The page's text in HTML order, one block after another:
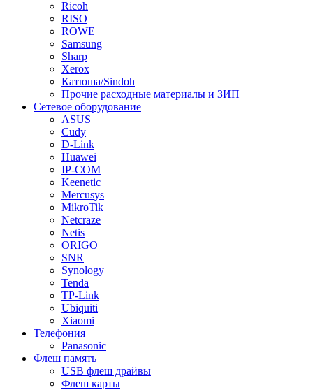
Ricoh
RISO
ROWE
Samsung
Sharp
Xerox
Катюша/Sindoh
Прочие расходные материалы и ЗИП
Сетевое оборудование
ASUS
Cudy
D-Link
Huawei
IP-COM
Keenetic
Mercusys
MikroTik
Netcraze
Netis
ORIGO
SNR
Synology
Tenda
TP-Link
Ubiquiti
Xiaomi
Телефония
Panasonic
Флеш память
USB флеш драйвы
Флеш карты